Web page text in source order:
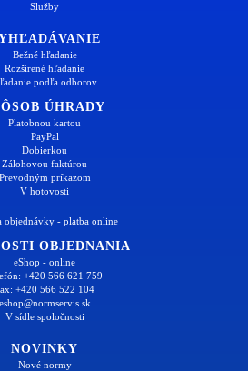
Služby
Bežné hľadanie
Rozšírené hľadanie
podľa odborov
ÚHRADY
Platobnou kartou
PayPal
Dobierkou
Zálohovou faktúrou
Prevodným príkazom
V hotovosti
objednávky - platba online
OBJEDNANIA
eShop - online
+420 566 621 759
+420 566 522 104
eshop@normservis.sk
V sídle spoločnosti
NOVINKY
Nové normy